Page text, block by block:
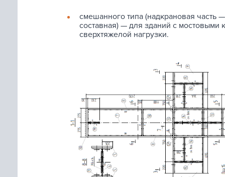
смешанного типа (надкрановая
составная) — для зданий с
сверхтяжелой нагрузки.